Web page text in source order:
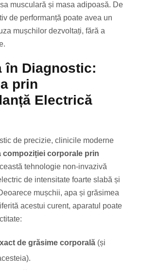
musculară și masa adipoasă. De
de performanță poate avea un
mușchilor dezvoltați, fără a
în Diagnostic:
prin
Electrică
de precizie, clinicile moderne
compoziției corporale prin
tehnologie non-invazivă
de intensitate foarte slabă și
mușchii, apa și grăsimea
acestui curent, aparatul poate
de grăsime corporală (și